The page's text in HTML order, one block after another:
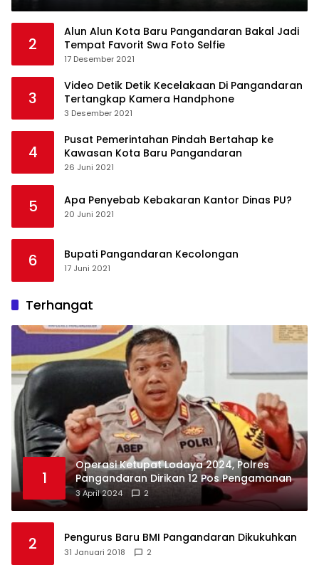
2
Alun Alun Kota Baru Pangandaran Bakal Jadi
Tempat Favorit Swa Foto Selfie
17 Desember 2021
3
Video Detik Detik Kecelakaan Di Pangandaran
Tertangkap Kamera Handphone
3 Desember 2021
4
Pusat Pemerintahan Pindah Bertahap ke
Kawasan Kota Baru Pangandaran
26 Juni 2021
5 Apa Penyebab Kebakaran Kantor Dinas PU?
20 Juni 2021
6 Bupati Pangandaran Kecolongan
17 Juni 2021
Terhangat
1
Operasi Ketupat Lodaya 2024, Polres
Pangandaran Dirikan 12 Pos Pengamanan
3 April 2024 2
2 Pengurus Baru BMI Pangandaran Dikukuhkan
31 Januari 2018 2